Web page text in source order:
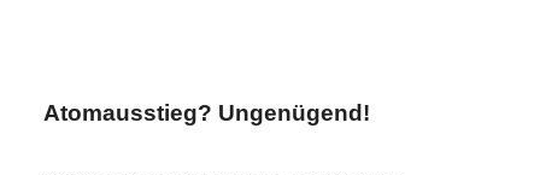
Atomausstieg? Ungenügend!